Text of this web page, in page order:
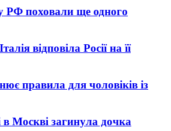
РФ поховали ще одного
відповіла Росії на її
правила для чоловіків із
Москві загинула дочка